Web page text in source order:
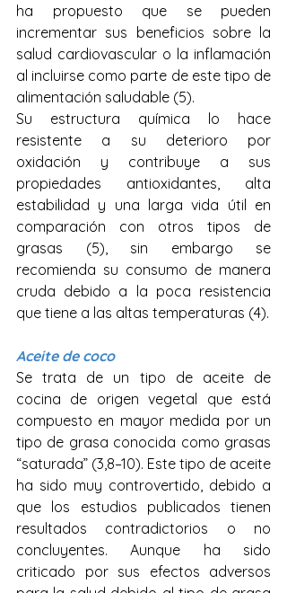
ha propuesto que se pueden
incrementar sus beneficios sobre la
salud cardiovascular o la inflamación
al incluirse como parte de este tipo de
alimentación saludable (5).
Su estructura química lo hace
resistente a su deterioro por
oxidación y contribuye a sus
propiedades antioxidantes, alta
estabilidad y una larga vida útil en
comparación con otros tipos de
grasas (5), sin embargo se
recomienda su consumo de manera
cruda debido a la poca resistencia
Aceite de coco
Se trata de un tipo de aceite de
cocina de origen vegetal que está
compuesto en mayor medida por un
tipo de grasa conocida como grasas
“saturada” (3,8–10). Este tipo de aceite
ha sido muy controvertido, debido a
que los estudios publicados tienen
resultados contradictorios o no
concluyentes. Aunque ha sido
criticado por sus efectos adversos